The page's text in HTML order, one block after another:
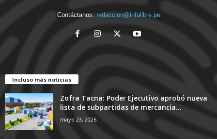
Contáctanos: redaccion@infolibre.pe
Incluso más noticias
Zofra Tacna: Poder Ejecutivo aprobó nueva
lista de subpartidas de mercancía...
mayo 23, 2026